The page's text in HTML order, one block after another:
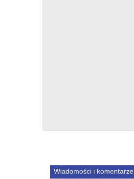
Wiadomości i komentarze